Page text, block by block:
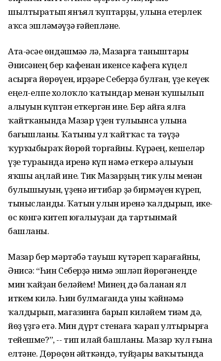
шылтыратып янъял ҡуптарҙы, улына етерлек
аҡса эшләмәүҙә ғәйепләне.
Ата-әсәһе өндәшмәһә лә, Мазһарға таныштары
Әнисәнең бер кафенан икенсе кафеға күңел
асырға йөрөүен, ирҙәре Себерҙә булған, үҙе кеүек
еңел-елпе холоҡло ҡатындар менән ҡушылып
алыуын күптән еткергән ине. Бер айға ялға
ҡайтҡанында Мазһар үҙен тулыһынса улына
бағышланы. Ҡатыны ул ҡайтҡас та тәүҙә
ҡурҡыбыраҡ йөрөй торғайны. Күрәһең, кешеләр
үҙе тураһында иренә күп нәмә еткерә алыуын
яҡшы аңлай ине. Тик Мазһарҙың тик улы менән
булышыуын, үҙенә иғтибар ҙә бирмәүен күреп,
тынысланды. Ҡатын улын иренә ҡалдырып, ике-
өс көнгә китеп юғалыуҙан да тартынмай
башланы.
Мазһар бер мәртәбә тауыш күтәреп ҡарағайны,
Әнисә: “Һин Себерҙә нимә эшләп йөрөгәнеңде
мин ҡайҙан беләйем! Минең дә баланан ял
иткем килә. Һин булмағанда уны ҡәйнәмә
ҡалдырып, магазинға барып киләйем тиһәм дә,
йөҙ һүҙгә етә. Мин дүрт стенаға ҡарап ултырырға
тейешме?”, -- тип илай башланы. Мазһар ҡул ғына
һелтәне. Дөрөҫөн әйткәндә, туйҙары ваҡытында